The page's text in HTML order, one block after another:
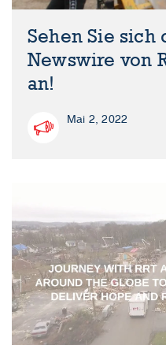
Sehen Sie sich
Newswire von
an!
Mai 2, 2022